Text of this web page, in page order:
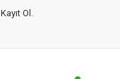
Kayıt Ol .